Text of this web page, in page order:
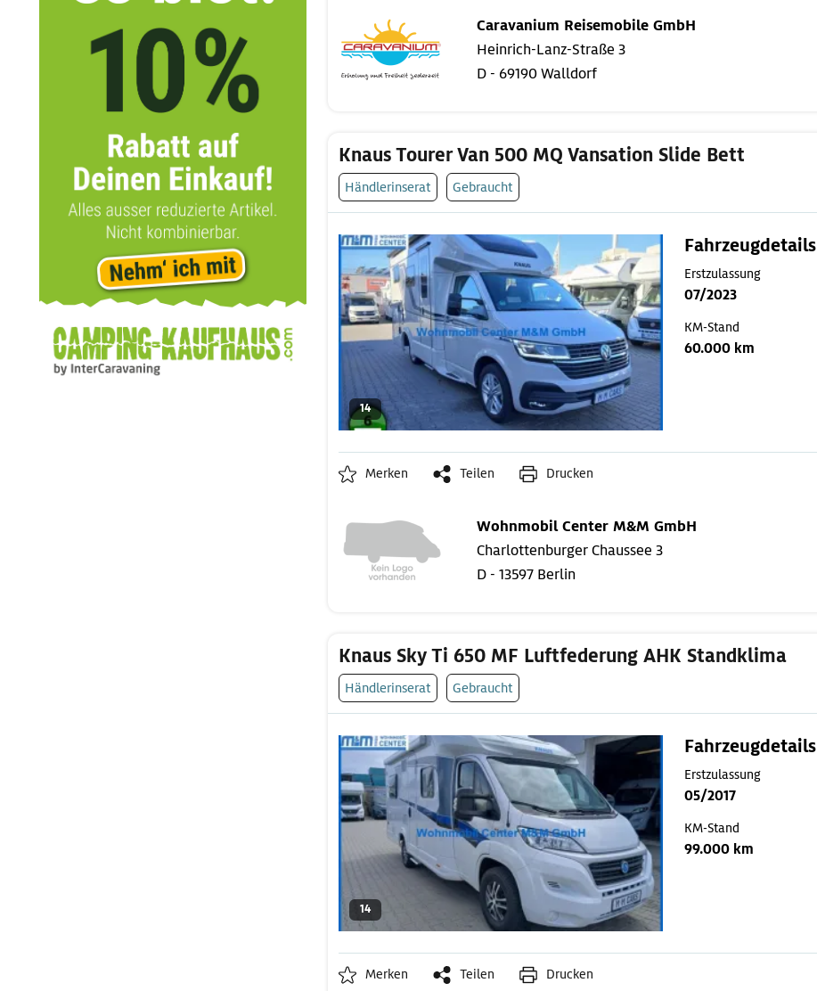
Caravanium Reisemobile GmbH
Heinrich-Lanz-Straße 3
D - 69190 Walldorf
Knaus Tourer Van 500 MQ Vansation Slide Bett
Händlerinserat Gebraucht
14
Fahrzeugdetails
Erstzulassung
07/2023
KM-Stand
60.000 km
Merken Teilen Drucken
Wohnmobil Center M&M GmbH
Charlottenburger Chaussee 3
D - 13597 Berlin
Knaus Sky Ti 650 MF Luftfederung AHK Standklima
Händlerinserat Gebraucht
14
Fahrzeugdetails
Erstzulassung
05/2017
KM-Stand
99.000 km
Merken Teilen Drucken